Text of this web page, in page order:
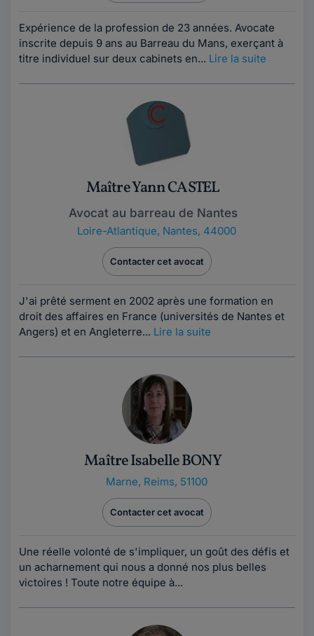
Expérience de la profession de 23 années. Avocate
inscrite depuis 9 ans au Barreau du Mans, exerçant à
titre individuel sur deux cabinets en... Lire la suite
Maître Yann CASTEL
Avocat au barreau de Nantes
Loire-Atlantique, Nantes, 44000
Contacter cet avocat
J'ai prêté serment en 2002 après une formation en
droit des affaires en France (universités de Nantes et
Angers) et en Angleterre... Lire la suite
Maître Isabelle BONY
Marne, Reims, 51100
Contacter cet avocat
Une réelle volonté de s'impliquer, un goût des défis et
un acharnement qui nous a donné nos plus belles
victoires ! Toute notre équipe à...